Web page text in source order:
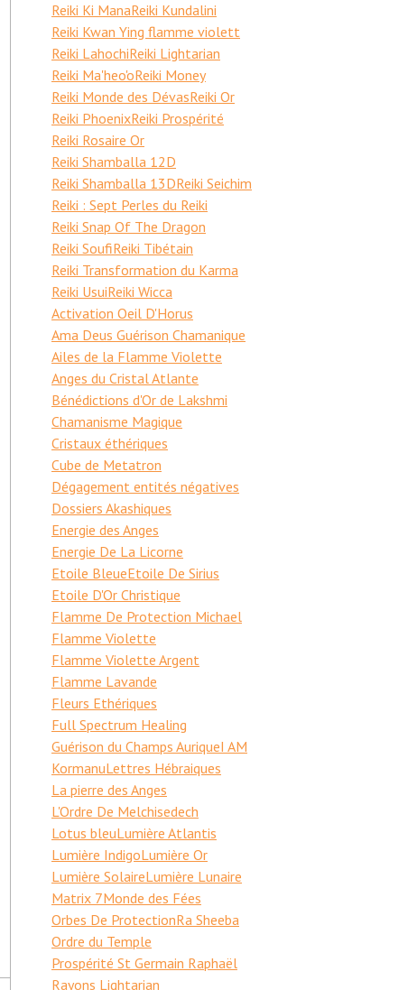
Reiki Ki ManaReiki Kundalini
Reiki Kwan Ying flamme violett
Reiki LahochiReiki Lightarian
Reiki Ma'heo'oReiki Money
Reiki Monde des DévasReiki Or
Reiki PhoenixReiki Prospérité
Reiki Rosaire Or
Reiki Shamballa 12D
Reiki Shamballa 13DReiki Seichim
Reiki : Sept Perles du Reiki
Reiki Snap Of The Dragon
Reiki SoufiReiki Tibétain
Reiki Transformation du Karma
Reiki UsuiReiki Wicca
Activation Oeil D'Horus
Ama Deus Guérison Chamanique
Ailes de la Flamme Violette
Anges du Cristal Atlante
Bénédictions d'Or de Lakshmi
Chamanisme Magique
Cristaux éthériques
Cube de Metatron
Dégagement entités négatives
Dossiers Akashiques
Energie des Anges
Energie De La Licorne
Etoile BleueEtoile De Sirius
Etoile D'Or Christique
Flamme De Protection Michael
Flamme Violette
Flamme Violette Argent
Flamme Lavande
Fleurs Ethériques
Full Spectrum Healing
Guérison du Champs AuriqueI AM
KormanuLettres Hébraiques
La pierre des Anges
L'Ordre De Melchisedech
Lotus bleuLumière Atlantis
Lumière IndigoLumière Or
Lumière SolaireLumière Lunaire
Matrix 7Monde des Fées
Orbes De ProtectionRa Sheeba
Ordre du Temple
Prospérité St Germain Raphaël
Rayons Lightarian